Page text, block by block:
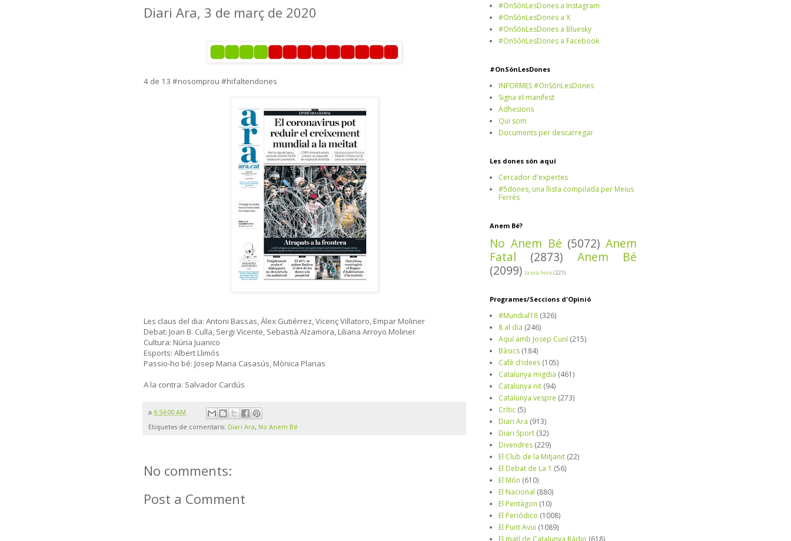
Diari Ara, 3 de març de 2020
4 de 13 #nosomprou #hifaltendones
Les claus del dia: Antoni Bassas, Àlex Gutiérrez, Vicenç Villatoro, Empar Moliner
Debat: Joan B. Culla, Sergi Vicente, Sebastià Alzamora, Liliana Arroyo Moliner
Cultura: Núria Juanico
Esports: Albert Llimós
Passio-ho bé: Josep Maria Casasús, Mònica Planas
A la contra: Salvador Cardús
a 6:54:00 AM
Etiquetes de comentaris: Diari Ara, No Anem Bé
No comments:
Post a Comment
#OnSónLesDones a Instagram
#OnSónLesDones a X
#OnSónLesDones a Bluesky
#OnSónLesDones a Facebook
#OnSónLesDones
INFORMES #OnSónLesDones
Signa el manifest
Adhesions
Qui som
Documents per descarregar
Les dones són aquí
Cercador d'expertes
#5dones, una llista compilada per Meius
Ferrés
Anem Bé?
No Anem Bé (5072) Anem
Fatal
(2873)
Anem Bé
(2099) Ja era hora (221)
Programes/Seccions d'Opinió
#Mundial18 (326)
8 al dia (246)
Aquí amb Josep Cuní (215)
Bàsics (184)
Cafè d'idees (105)
Catalunya migdia (461)
Catalunya nit (94)
Catalunya vespre (273)
Crític (5)
Diari Ara (913)
Diari Sport (32)
Divendres (229)
El Club de la Mitjanit (22)
El Debat de La 1 (56)
El Món (610)
El Nacional (880)
El Pentàgon (10)
El Periódico (1008)
El Punt Avui (1089)
El matí de Catalunya Ràdio (618)